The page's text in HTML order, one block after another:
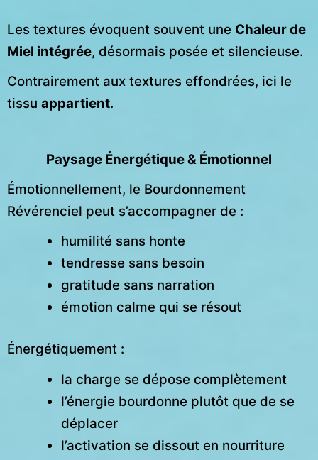
Les textures évoquent souvent une Chaleur de
Miel intégrée, désormais posée et silencieuse.
Contrairement aux textures effondrées, ici le
tissu appartient.
Paysage Énergétique & Émotionnel
Émotionnellement, le Bourdonnement
Révérenciel peut s’accompagner de :
humilité sans honte
tendresse sans besoin
gratitude sans narration
émotion calme qui se résout
Énergétiquement :
la charge se dépose complètement
l’énergie bourdonne plutôt que de se
déplacer
l’activation se dissout en nourriture